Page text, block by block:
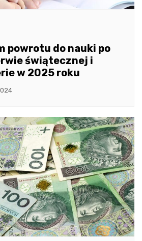
powrotu do nauki po
świątecznej i
w 2025 roku